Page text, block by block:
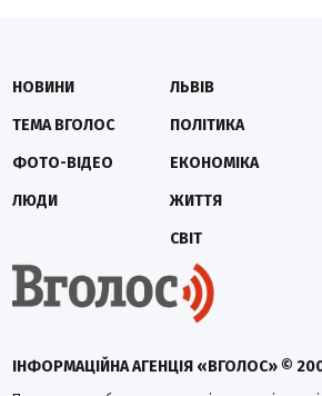
ІНФОРМАЦІЙНА АГЕНЦІЯ «ВГОЛОС» ©
НОВИНИ
ТЕМА ВГОЛОС
ФОТО-ВІДЕО
ЛЮДИ
ЛЬВІВ
ПОЛІТИКА
ЕКОНОМІКА
ЖИТТЯ
СВІТ